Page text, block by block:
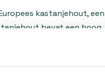
kastanjehout, een
bevat een hoog
bescherming biedt
behandeling
In de loop van